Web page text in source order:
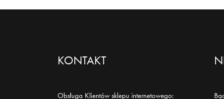
KONTAKT
Obsługa Klientów sklepu internetowego: